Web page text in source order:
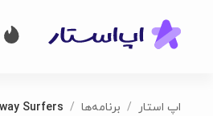
اپ استار برنامه‌ها Surfers